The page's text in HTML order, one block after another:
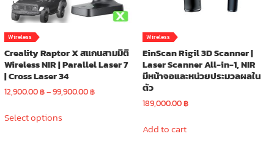
product
page
product
Wireless
Creality Raptor X สแกนสามมิติ
Wireless NIR | Parallel Laser 7
| Cross Laser 34
12,900.00฿–99,900.00฿Price
Select optionsproduct
Wireless
EinScan Rigil 3D Scanner |
Laser Scanner All-in-1, NIR
มีหน้าจอและหน่วยประมวลผลใน
ตัว
189,000.00฿
Add to cart